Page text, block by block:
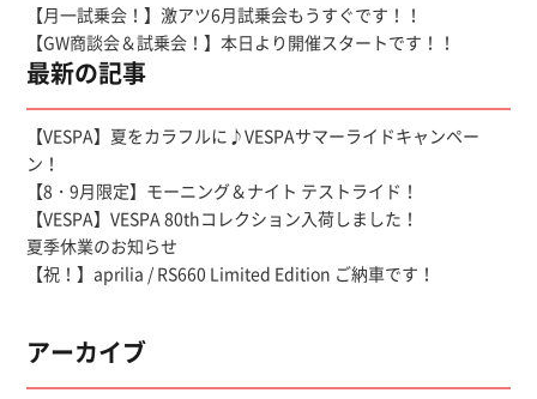
【月一試乗会！】激アツ6月試乗会もうすぐです！！
【GW商談会＆試乗会！】本日より開催スタートです！！
最新の記事
【VESPA】夏をカラフルに♪VESPAサマーライドキャンペー
ン！
【8・9月限定】モーニング＆ナイト テストライド！
【VESPA】VESPA 80thコレクション入荷しました！
夏季休業のお知らせ
【祝！】aprilia / RS660 Limited Edition ご納車です！
アーカイブ